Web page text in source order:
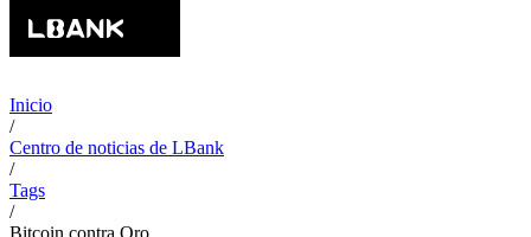
Inicio
/
Centro de noticias de LBank
/
Tags
/
Bitcoin contra Oro